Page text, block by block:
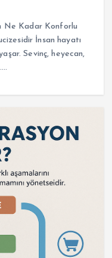
Ne Kadar Konforlu
İnsan hayatı
Sevinç, heyecan,